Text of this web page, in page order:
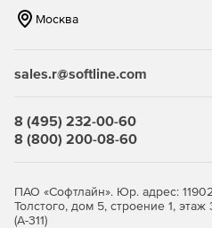
восстановлением, что
надежная защита
виртуальных средах.
администраторам вести,
задания на резервное
Москва
sales.r@softline.com
8 (495) 232-00-60
8 (800) 200-08-60
ПАО «Софтлайн». Юр. адрес:
Толстого, дом 5, строение 1,
(А-311)